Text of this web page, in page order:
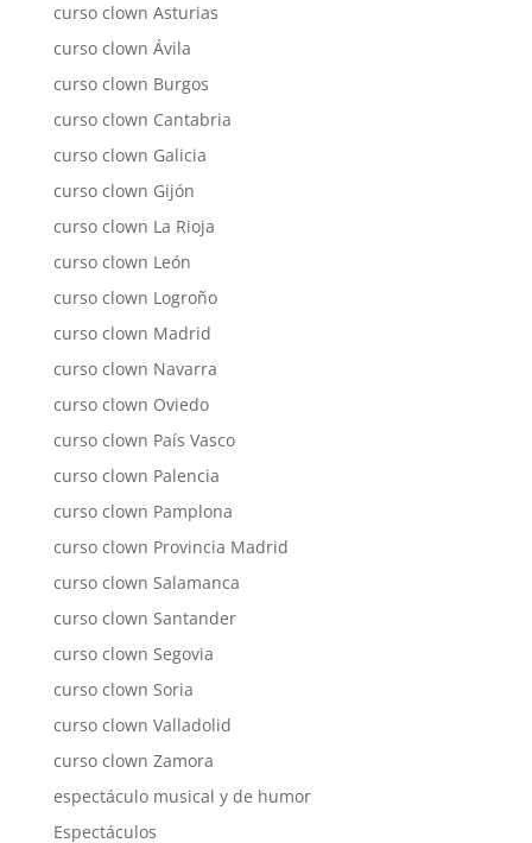
curso clown Asturias
curso clown Ávila
curso clown Burgos
curso clown Cantabria
curso clown Galicia
curso clown Gijón
curso clown La Rioja
curso clown León
curso clown Logroño
curso clown Madrid
curso clown Navarra
curso clown Oviedo
curso clown País Vasco
curso clown Palencia
curso clown Pamplona
curso clown Provincia Madrid
curso clown Salamanca
curso clown Santander
curso clown Segovia
curso clown Soria
curso clown Valladolid
curso clown Zamora
espectáculo musical y de humor
Espectáculos